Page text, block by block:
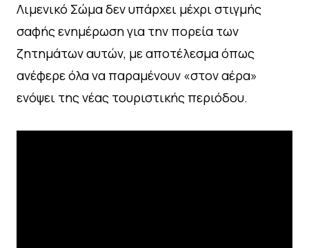
Λιμενικό Σώμα δεν υπάρχει μέχρι στιγμής
σαφής ενημέρωση για την πορεία των
ζητημάτων αυτών, με αποτέλεσμα όπως
ανέφερε όλα να παραμένουν «στον αέρα»
ενόψει της νέας τουριστικής περιόδου.